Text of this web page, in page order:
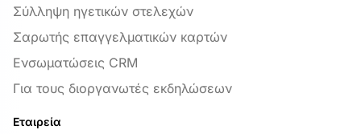
Σύλληψη ηγετικών στελεχών
Σαρωτής επαγγελματικών καρτών
Ενσωματώσεις CRM
Για τους διοργανωτές εκδηλώσεων
Εταιρεία